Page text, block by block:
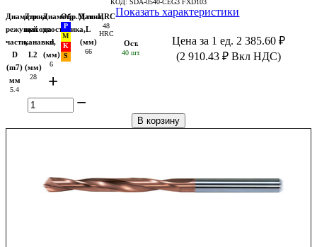
Диаметр
режущей
части,
D
(m7)
мм
5.4
Длина
выхода
канавки,
L2
(мм)
28
Диаметр
хвостовика,
d
(мм)
6
Обр.МатДлина,
L
(мм)
66
HRC
48
HRC
Показать характеристики
Ост.
40 шт.
Цена за 1 ед. 2 385.60 ₽
(2 910.43 ₽ Вкл НДС)
+
−
В корзину